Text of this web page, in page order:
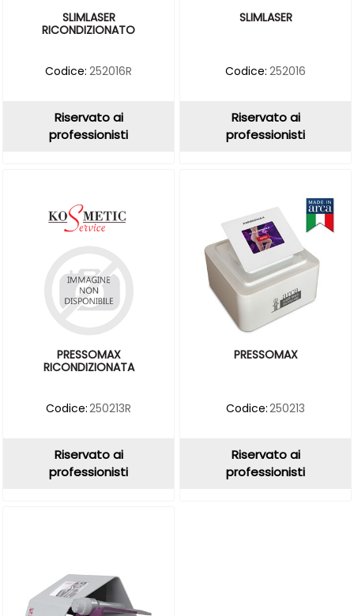
SLIMLASER
RICONDIZIONATO
Codice: 252016R
Riservato ai
professionisti
SLIMLASER
Codice: 252016
Riservato ai
professionisti
PRESSOMAX
RICONDIZIONATA
Codice:250213R
Riservato ai
professionisti
PRESSOMAX
Codice:250213
Riservato ai
professionisti